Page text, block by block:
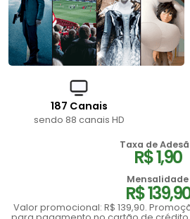
187 Canais
sendo 88 canais HD
Taxa de
R$ 1,90
Mensalidade
R$ 139,90
Valor promocional: R$ 139,90.